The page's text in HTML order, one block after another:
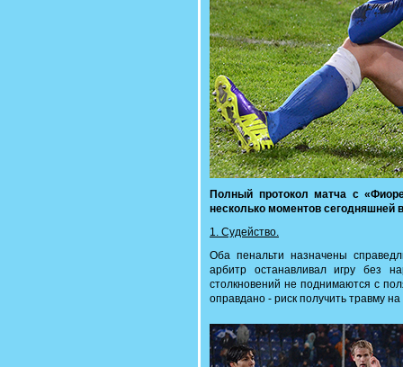
Полный протокол матча с
несколько моментов сегодняшней
1. Судейство.
Оба пенальти назначены
арбитр останавливал игру без
столкновений не поднимаются с
оправдано - риск получить травму